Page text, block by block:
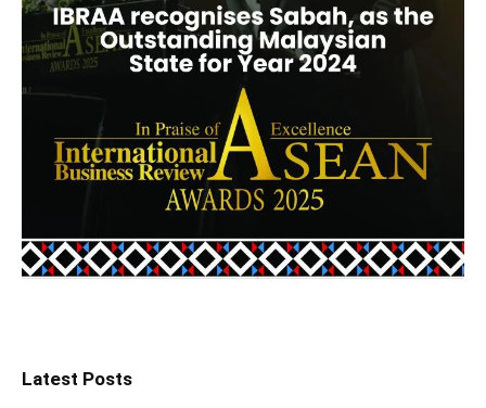
Latest Posts